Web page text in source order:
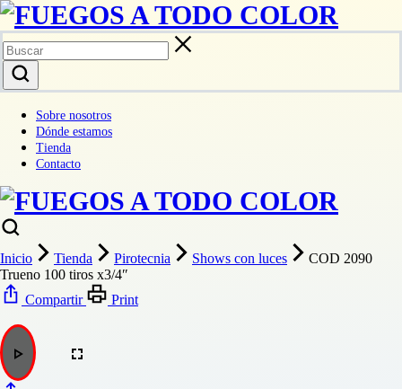
Sobre nosotros
Dónde estamos
Tienda
Contacto
Inicio Tienda Pirotecnia Shows con luces
COD 2090
Trueno 100 tiros x3/4″
Compartir
Print